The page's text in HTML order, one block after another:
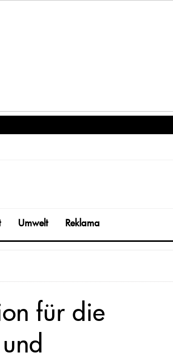
Umwelt Reklama
für die